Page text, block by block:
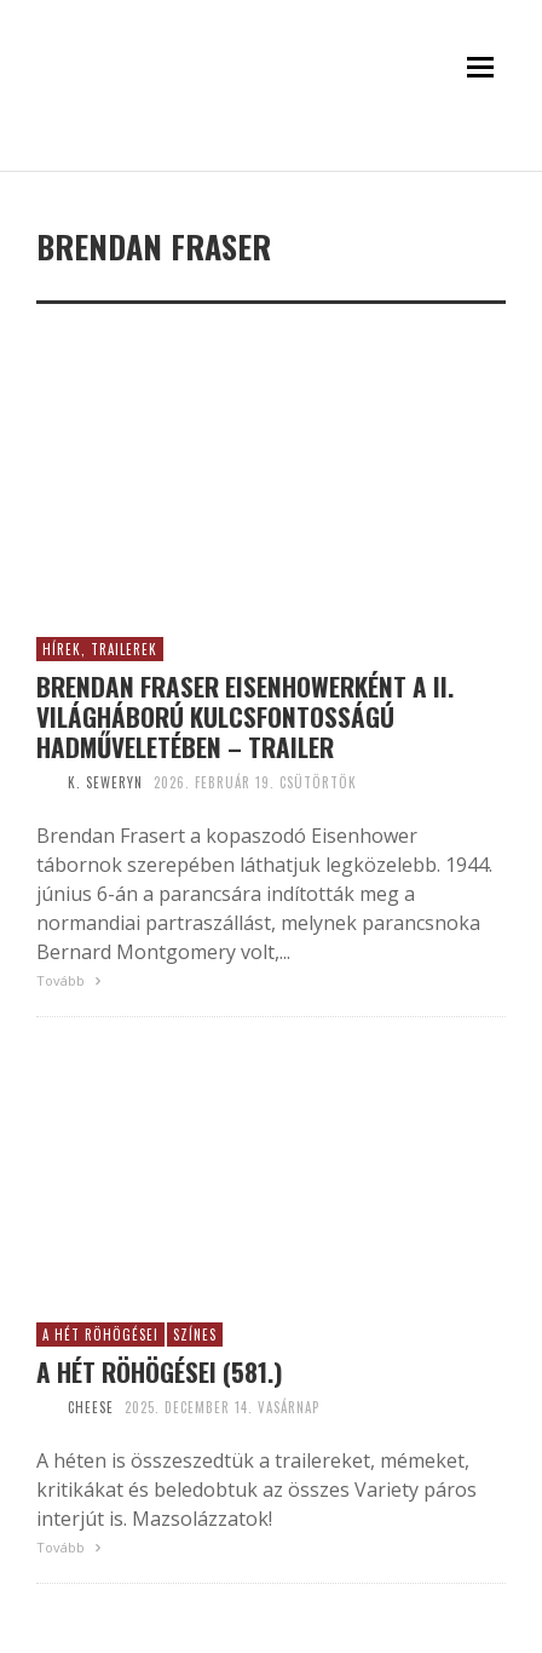
BRENDAN FRASER
HÍREK, TRAILEREK
BRENDAN FRASER EISENHOWERKÉNT A II.
VILÁGHÁBORÚ KULCSFONTOSSÁGÚ
HADMŰVELETÉBEN – TRAILER
K. SEWERYN 2026. FEBRUÁR 19. CSÜTÖRTÖK
Brendan Frasert a kopaszodó Eisenhower
tábornok szerepében láthatjuk legközelebb. 1944.
június 6-án a parancsára indították meg a
normandiai partraszállást, melynek parancsnoka
Bernard Montgomery volt,...
Tovább
A HÉT RÖHÖGÉSEI SZÍNES
A HÉT RÖHÖGÉSEI (581.)
CHEESE 2025. DECEMBER 14. VASÁRNAP
A héten is összeszedtük a trailereket, mémeket,
kritikákat és beledobtuk az összes Variety páros
interjút is. Mazsolázzatok!
Tovább